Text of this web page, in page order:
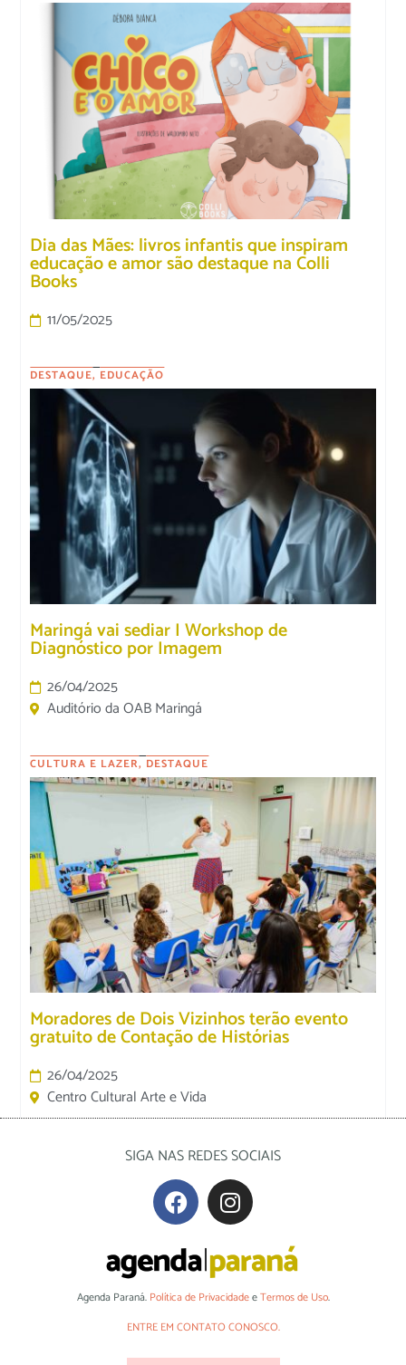
Dia das Mães: livros infantis que inspiram
educação e amor são destaque na Colli
Books
11/05/2025
DESTAQUE, EDUCAÇÃO
Maringá vai sediar I Workshop de
Diagnóstico por Imagem
26/04/2025
Auditório da OAB Maringá
CULTURA E LAZER, DESTAQUE
Moradores de Dois Vizinhos terão evento
gratuito de Contação de Histórias
26/04/2025
Centro Cultural Arte e Vida
SIGA NAS REDES SOCIAIS
Agenda Paraná. Política de PrivacidadeeTermos de Uso.
ENTRE EM CONTATO CONOSCO.